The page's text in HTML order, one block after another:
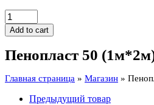
Пенопласт
50
(1м*2м)
Add to cart
Пенопласт 50
Главная страница » Магазин »
Предыдущий товар